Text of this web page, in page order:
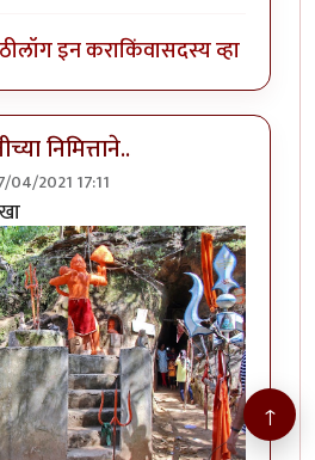
लॉग इन कराकिंवासदस्य व्हा
निमित्ताने..
04/2021 17:11
↑